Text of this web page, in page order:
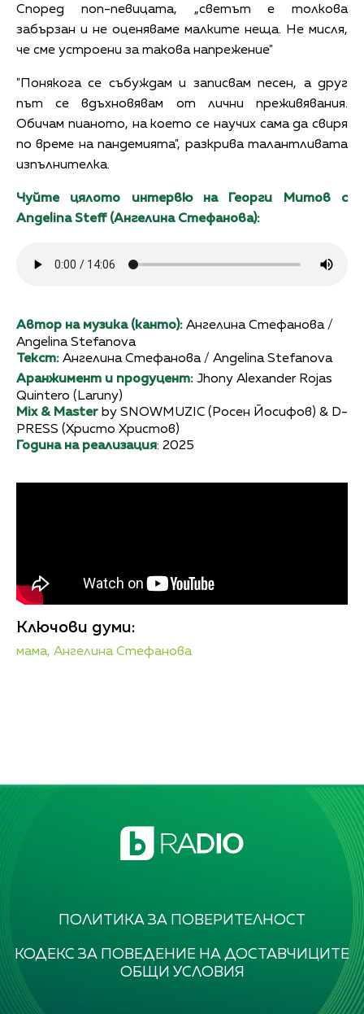
Според поп-певицата, „светът е толкова
забързан и не оценяваме малките неща. Не мисля,
че сме устроени за такова напрежение"
"Понякога се събуждам и записвам песен, а друг
път се вдъхновявам от лични преживявания.
Обичам пианото, на което се научих сама да свиря
по време на пандемията", разкрива талантливата
изпълнителка.
Чуйте цялото интервю на Георги Митов с
Angelina Steff (Ангелина Стефанова):
Автор на музика (канто): Ангелина Стефанова /
Angelina Stefanova
Текст: Ангелина Стефанова / Angelina Stefanova
Аранжимент и продуцент: Jhony Alexander Rojas
Quintero (Laruny)
Mix & Master by SNOWMUZIC (Росен Йосифов) & D-
PRESS (Христо Христов)
Година на реализация: 2025
Ключови думи:
мама, Ангелина Стефанова
ПОЛИТИКА ЗА ПОВЕРИТЕЛНОСТ
КОДЕКС ЗА ПОВЕДЕНИЕ НА ДОСТАВЧИЦИТЕ
ОБЩИ УСЛОВИЯ